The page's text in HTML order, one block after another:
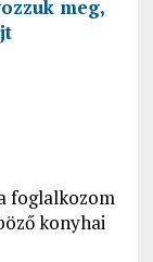
meg,
foglalkozom
konyhai